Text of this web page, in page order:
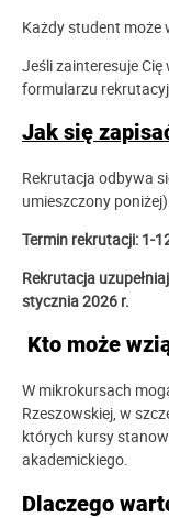
Każdy student może
Jeśli zainteresuje
formularzu
Jak się
Rekrutacja odbywa
umieszczony
Termin rekrutacji: 1-
Rekrutacja
stycznia 2026 r.
Kto może
W mikrokursach
Rzeszowskiej, w
których kursy
akademickiego.
Dlaczego